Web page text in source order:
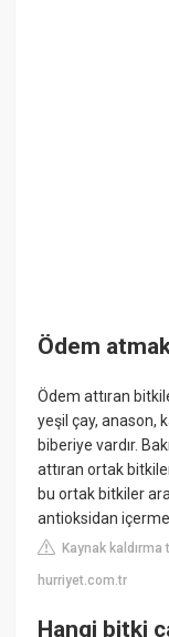
Ödem
Ödem attıran
yeşil çay, anason,
biberiye vardır.
attıran ortak
bu ortak bitkiler
antioksidan
Kaynak kaldırma
hurriyet.com.tr
Hangi bitki